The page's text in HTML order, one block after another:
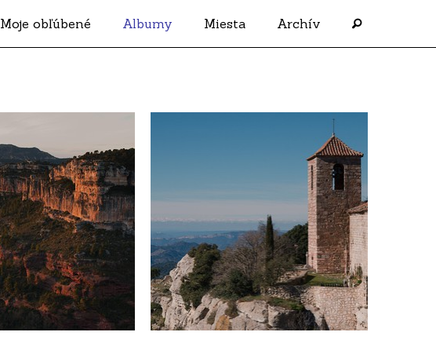
Moje obľúbené Albumy Miesta Archív